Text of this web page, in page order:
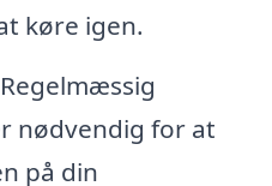
køre igen.
Regelmæssig
nødvendig for at
på din